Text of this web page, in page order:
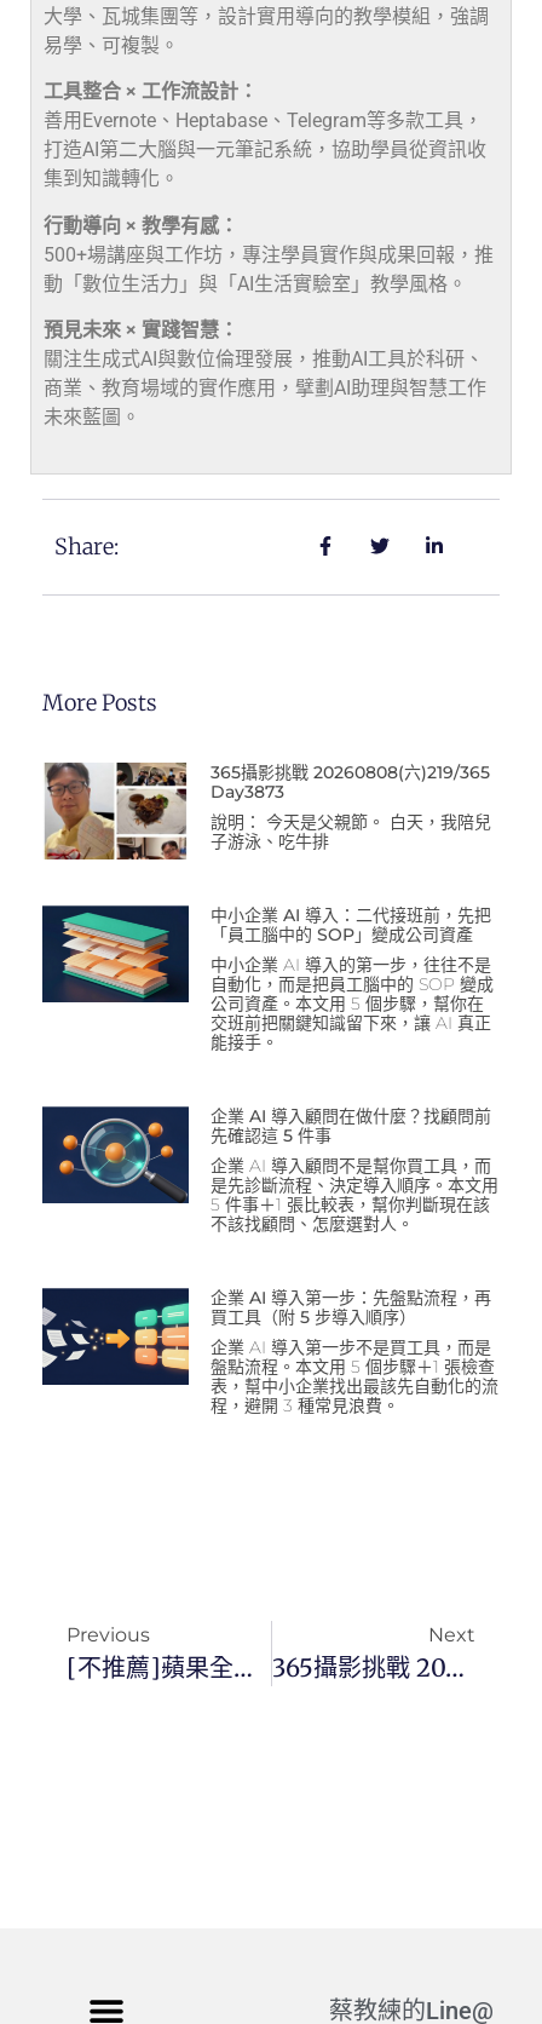
大學、瓦城集團等，設計實用導向的教學模組，強調
易學、可複製。
工具整合 × 工作流設計：
善用Evernote、Heptabase、Telegram等多款工具，
打造AI第二大腦與一元筆記系統，協助學員從資訊收
集到知識轉化。
行動導向 × 教學有感：
500+場講座與工作坊，專注學員實作與成果回報，推
動「數位生活力」與「AI生活實驗室」教學風格。
預見未來 × 實踐智慧：
關注生成式AI與數位倫理發展，推動AI工具於科研、
商業、教育場域的實作應用，擘劃AI助理與智慧工作
未來藍圖。
Share:
More Posts
365攝影挑戰 20260808(六)219/365
Day3873
說明： 今天是父親節。 白天，我陪兒
子游泳、吃牛排
中小企業 AI 導入：二代接班前，先把
「員工腦中的 SOP」變成公司資產
中小企業 AI 導入的第一步，往往不是
自動化，而是把員工腦中的 SOP 變成
公司資產。本文用 5 個步驟，幫你在
交班前把關鍵知識留下來，讓 AI 真正
能接手。
企業 AI 導入顧問在做什麼？找顧問前
先確認這 5 件事
企業 AI 導入顧問不是幫你買工具，而
是先診斷流程、決定導入順序。本文用
5 件事＋1 張比較表，幫你判斷現在該
不該找顧問、怎麼選對人。
企業 AI 導入第一步：先盤點流程，再
買工具（附 5 步導入順序）
企業 AI 導入第一步不是買工具，而是
盤點流程。本文用 5 個步驟＋1 張檢查
表，幫中小企業找出最該先自動化的流
程，避開 3 種常見浪費。
Previous
[不推薦]蘋果全新 IPhone 16e：技術創新與市場策略並進
Next
365攝影挑戰 20250221(五)052/365 Day3321
蔡教練的Line@